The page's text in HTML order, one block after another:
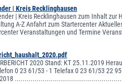
| Kreis Recklinghausen
| Kreis Recklinghausen zum Inhalt
A-Z Anfahrt zum Startercenter
Veranstaltungen und Termine
2020 Stand: KT 25.11.2019
0 23 61/53 - 1 Telefax 0 23 61/53 22
2018